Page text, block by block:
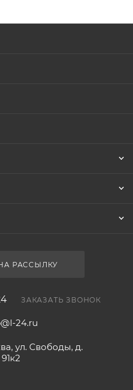
РАССЫЛКУ
ЗАКАЗАТЬ ЗВОНОК
24.ru
ул. Свободы, д.
91к2